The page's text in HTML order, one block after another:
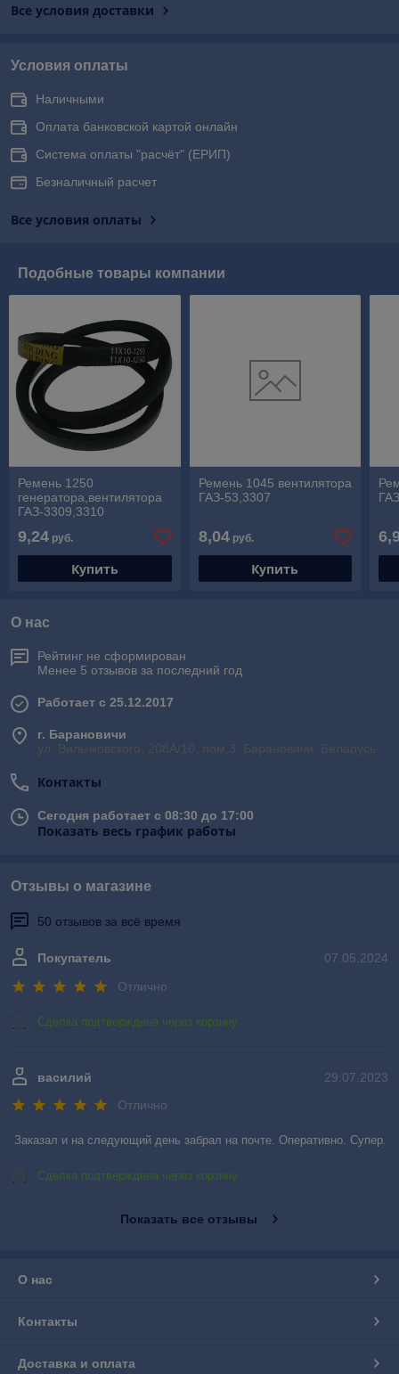
Все условия доставки
Условия оплаты
Наличными
Оплата банковской картой онлайн
Система оплаты "расчёт" (ЕРИП)
Безналичный расчет
Все условия оплаты
Подобные товары компании
Ремень 1250
генератора,вентилятора
ГАЗ-3309,3310
9,24 руб.
Купить
Ремень 1045 вентилятора
ГАЗ-53,3307
8,04руб.
Купить
О нас
Рейтинг не сформирован
Менее 5 отзывов за последний год
Работает с 25.12.2017
г. Барановичи
ул. Вильчковского, 208А/10, пом.3, Барановичи, Беларусь
Контакты
Сегодня работает с 08:30 до 17:00
Показать весь график работы
Отзывы о магазине
50 отзывов за всё время
07.05.2024
Покупатель
Отлично
Сделка подтверждена через корзину
29.07.2023
василий
Отлично
Заказал и на следующий день забрал на почте. Оперативно. Супер.
Сделка подтверждена через корзину
Показать все отзывы
О нас
Контакты
Доставка и оплата